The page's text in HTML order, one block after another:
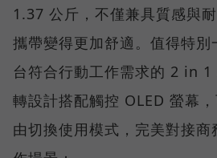
1.37 公斤，不僅兼具質感與
攜帶變得更加舒適。值得特別
台符合行動工作需求的 2 in
轉設計搭配觸控 OLED 螢幕
由切換使用模式，完美對接商